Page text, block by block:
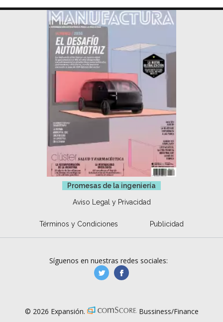
Promesas de la ingeniería
Aviso Legal y Privacidad
Términos y Condiciones Publicidad
Síguenos en nuestras redes sociales:
manufacturaGE
© 2026 Expansión. Bussiness/Finance